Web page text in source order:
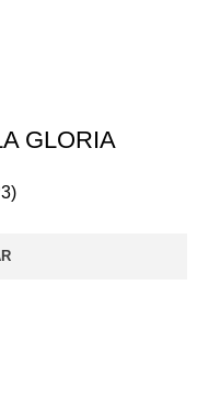
GLORIA